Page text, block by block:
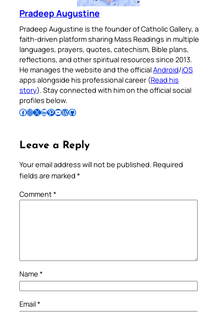
Pradeep Augustine
Pradeep Augustine is the founder of Catholic Gallery, a
faith-driven platform sharing Mass Readings in multiple
languages, prayers, quotes, catechism, Bible plans,
reflections, and other spiritual resources since 2013.
He manages the website and the officialAndroid/iOS
apps alongside his professional career (Read his
story). Stay connected with him on the official social
profiles below.
Follow Pradeep on Facebook Follow Pradeep on InstagramFollow Pradeep on X Follow Pradeep on LinkedIn Follow Pradeep on Pinterest Subscribe to Pradeep’s Youtube Channel Follow Pradeep on WordPress Follow Pradeep on GitHub
Leave a Reply
Your email address will not be published. Required
fields are marked *
Comment*
Name *
Email*